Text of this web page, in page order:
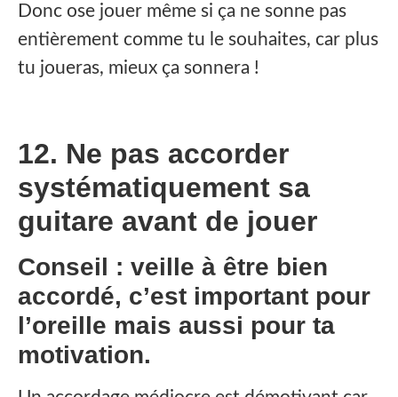
Donc ose jouer même si ça ne sonne pas
entièrement comme tu le souhaites, car plus
tu joueras, mieux ça sonnera !
12. Ne pas accorder
systématiquement sa
guitare avant de jouer
Conseil : veille à être bien
accordé, c’est important pour
l’oreille mais aussi pour ta
motivation.